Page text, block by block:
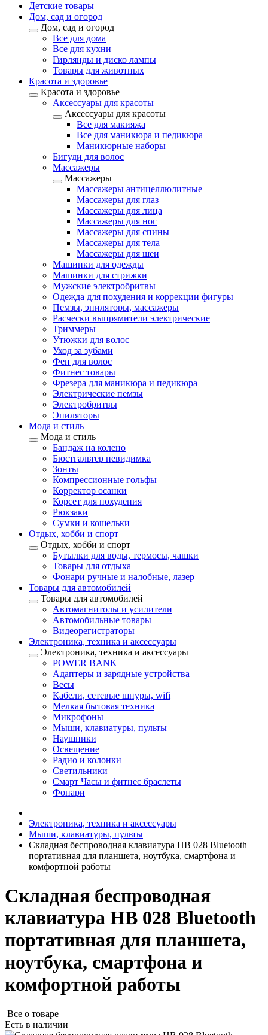
Детские товары
Дом, сад и огород
Дом, сад и огород
Все для дома
Все для кухни
Гирлянды и диско лампы
Товары для животных
Красота и здоровье
Красота и здоровье
Аксессуары для красоты
Аксессуары для красоты
Все для макияжа
Все для маникюра и педикюра
Маникюрные наборы
Бигуди для волос
Массажеры
Массажеры
Массажеры антицеллюлитные
Массажеры для глаз
Массажеры для лица
Массажеры для ног
Массажеры для спины
Массажеры для тела
Массажеры для шеи
Машинки для одежды
Машинки для стрижки
Мужские электробритвы
Одежда для похудения и коррекции фигуры
Пемзы, эпиляторы, массажеры
Расчески выпрямители электрические
Триммеры
Утюжки для волос
Уход за зубами
Фен для волос
Фитнес товары
Фрезера для маникюра и педикюра
Электрические пемзы
Электробритвы
Эпиляторы
Мода и стиль
Мода и стиль
Бандаж на колено
Бюстгальтер невидимка
Зонты
Компрессионные гольфы
Корректор осанки
Корсет для похудения
Рюкзаки
Сумки и кошельки
Отдых, хобби и спорт
Отдых, хобби и спорт
Бутылки для воды, термосы, чашки
Товары для отдыха
Фонари ручные и налобные, лазер
Товары для автомобилей
Товары для автомобилей
Автомагнитолы и усилители
Автомобильные товары
Видеорегистраторы
Электроника, техника и аксессуары
Электроника, техника и аксессуары
POWER BANK
Адаптеры и зарядные устройства
Весы
Кабели, сетевые шнуры, wifi
Мелкая бытовая техника
Микрофоны
Мыши, клавиатуры, пульты
Наушники
Освещение
Радио и колонки
Светильники
Смарт Часы и фитнес браслеты
Фонари
Электроника, техника и аксессуары
Мыши, клавиатуры, пульты
Складная беспроводная клавиатура HB 028 Bluetooth
портативная для планшета, ноутбука, смартфона и
комфортной работы
Складная беспроводная
клавиатура HB 028 Bluetooth
портативная для планшета,
ноутбука, смартфона и
комфортной работы
Все о товаре
Есть в наличии